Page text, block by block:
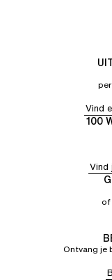
Vind
100
Vind
of
Ontvang je